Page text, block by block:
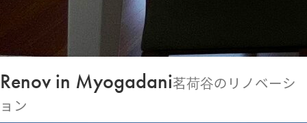
Renov in Myogadani茗荷谷のリノベーシ
ョン